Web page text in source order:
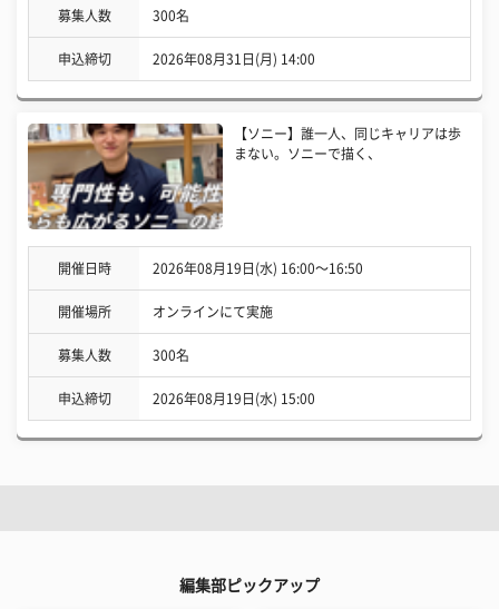
募集人数 300名
申込締切 2026年08月31日(月) 14:00
【ソニー】誰一人、同じキャリアは歩
まない。ソニーで描く、
開催日時 2026年08月19日(水) 16:00〜16:50
開催場所 オンラインにて実施
募集人数 300名
申込締切 2026年08月19日(水) 15:00
編集部ピックアップ